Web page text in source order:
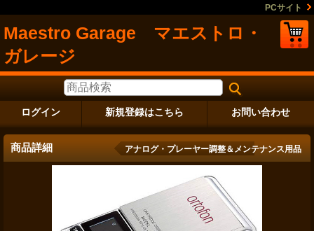
PCサイト
Maestro Garage マエストロ・
ガレージ
ログイン 新規登録はこちら お問い合わせ
商品詳細 アナログ・プレーヤー調整＆メンテナンス用品